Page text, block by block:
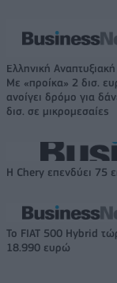
Ελληνική
Με «προίκα» 2 δισ.
ανοίγει δρόμο για
δισ. σε μικρομεσαίες
Η Chery επενδύει 75
Το FIAT 500 Hybrid
18.990 ευρώ